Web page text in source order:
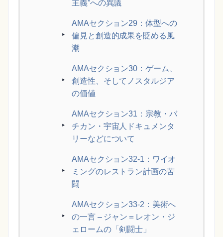
主義”への異議
AMAセクション29：体型への
偏見と創造的成果を貶める風
潮
AMAセクション30：ゲーム、
創造性、そしてノスタルジア
の価値
AMAセクション31：宗教・バ
チカン・宇宙人ドキュメンタ
リーなどについて
AMAセクション32-1：ワイオ
ミングのレストラン計画の苦
闘
AMAセクション33-2：美術へ
の一言 – ジャン＝レオン・ジ
ェロームの「剣闘士」